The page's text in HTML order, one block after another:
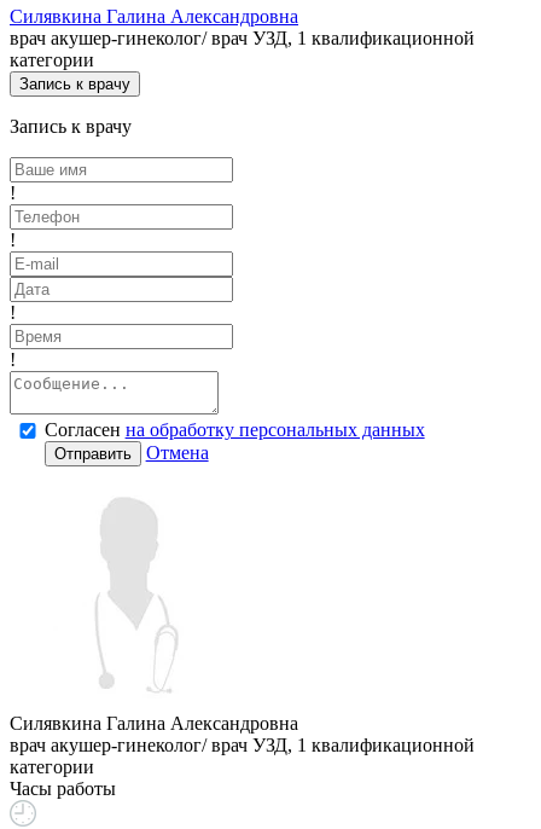
Силявкина Галина Александровна
врач акушер-гинеколог/ врач УЗД, 1 квалификационной
категории
Запись к врачу
Запись к врачу
!
!
!
!
Согласен на обработку персональных данных
Отправить Отмена
Силявкина Галина Александровна
врач акушер-гинеколог/ врач УЗД, 1 квалификационной
категории
Часы работы